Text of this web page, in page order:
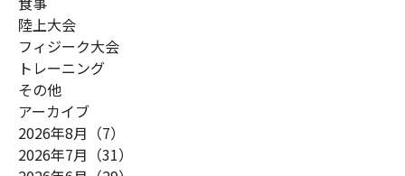
陸上大会
フィジーク大会
トレーニング
その他
アーカイブ
2026年8月（7）
2026年7月（31）